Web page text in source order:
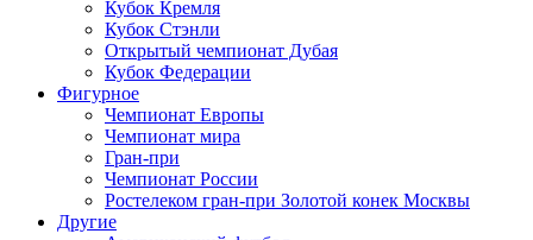
Кубок Кремля
Кубок Стэнли
Открытый чемпионат Дубая
Кубок Федерации
Фигурное
Чемпионат Европы
Чемпионат мира
Гран-при
Чемпионат России
Ростелеком гран-при Золотой конек Москвы
Другие